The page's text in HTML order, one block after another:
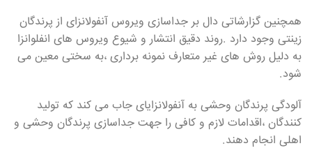
همچنین گزارشاتی دال بر جداسازی ویروس آنفولانزای از پرندگان
زینتی وجود دارد .روند دقیق انتشار و شیوع ویروس های انفلوانزا
به دلیل روش های غیر متعارف نمونه برداری ،به سختی معین می
شود.
آلودگی پرندگان وحشی به آنفولانزایای جاب می کند که تولید
کنندگان ،اقدامات لازم و کافی را جهت جداسازی پرندگان وحشی و
اهلی انجام دهند.